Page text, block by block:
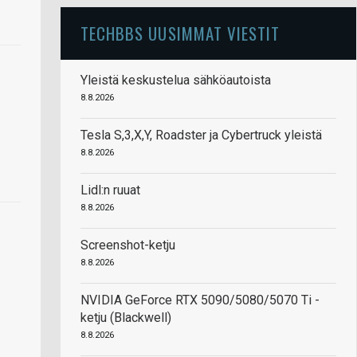
TECHBBS UUSIMMAT VIESTIT
Yleistä keskustelua sähköautoista
8.8.2026
Tesla S,3,X,Y, Roadster ja Cybertruck yleistä
8.8.2026
Lidl:n ruuat
8.8.2026
Screenshot-ketju
8.8.2026
NVIDIA GeForce RTX 5090/5080/5070 Ti -
ketju (Blackwell)
8.8.2026